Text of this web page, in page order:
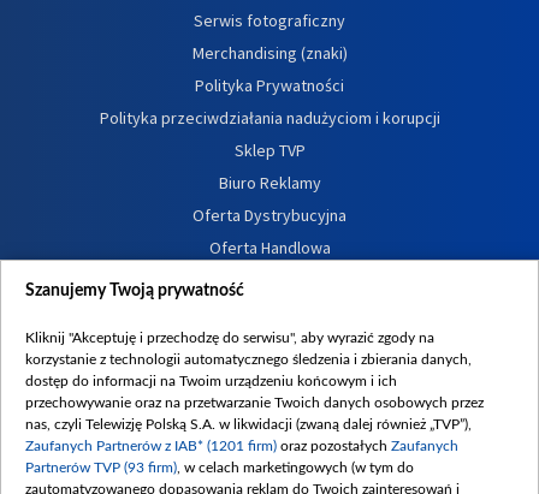
Serwis fotograficzny
Merchandising (znaki)
Polityka Prywatności
Polityka przeciwdziałania nadużyciom i korupcji
Sklep TVP
Biuro Reklamy
Oferta Dystrybucyjna
Oferta Handlowa
Dostępność
Procedura zgłoszeń wewnętrznych
Szanujemy Twoją prywatność
Kliknij "Akceptuję i przechodzę do serwisu", aby wyrazić zgody na
korzystanie z technologii automatycznego śledzenia i zbierania danych,
dostęp do informacji na Twoim urządzeniu końcowym i ich
przechowywanie oraz na przetwarzanie Twoich danych osobowych przez
nas, czyli Telewizję Polską S.A. w likwidacji (zwaną dalej również „TVP”),
Zaufanych Partnerów z IAB* (1201 firm) oraz pozostałych Zaufanych
Partnerów TVP (93 firm) , w celach marketingowych (w tym do
zautomatyzowanego dopasowania reklam do Twoich zainteresowań i